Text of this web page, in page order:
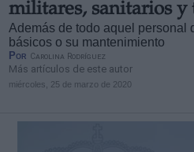
militares, sanitarios y
Además de todo aquel personal
básicos o su mantenimiento
Por Carolina Rodríguez
Más artículos de este autor
miércoles, 25 de marzo de 2020
link
Información adicional
link